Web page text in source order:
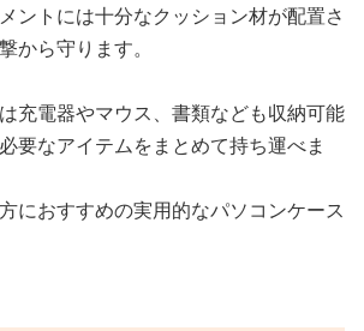
ントには十分なクッション材が配置さ
から守ります。
充電器やマウス、書類なども収納可能
要なアイテムをまとめて持ち運べま
におすすめの実用的なパソコンケース